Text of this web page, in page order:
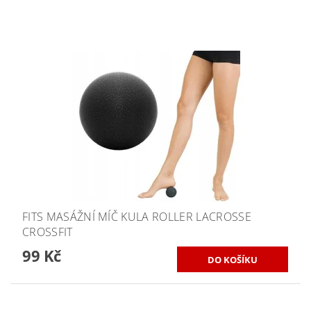
FITS MASÁŽNÍ MÍČ KULA ROLLER LACROSSE
CROSSFIT
99 Kč